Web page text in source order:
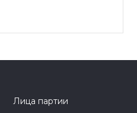
Лица партии